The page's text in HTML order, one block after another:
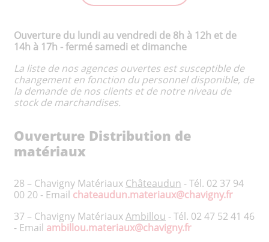
Ouverture du lundi au vendredi de 8h à 12h et de
14h à 17h - fermé samedi et dimanche
La liste de nos agences ouvertes est susceptible de
changement en fonction du personnel disponible, de
la demande de nos clients et de notre niveau de
stock de marchandises.
Ouverture Distribution de
matériaux
28 – Chavigny Matériaux Châteaudun - Tél. 02 37 94
00 20 - Email chateaudun.materiaux@chavigny.fr
37 – Chavigny MatériauxAmbillou - Tél. 02 47 52 41 46
- Email ambillou.materiaux@chavigny.fr